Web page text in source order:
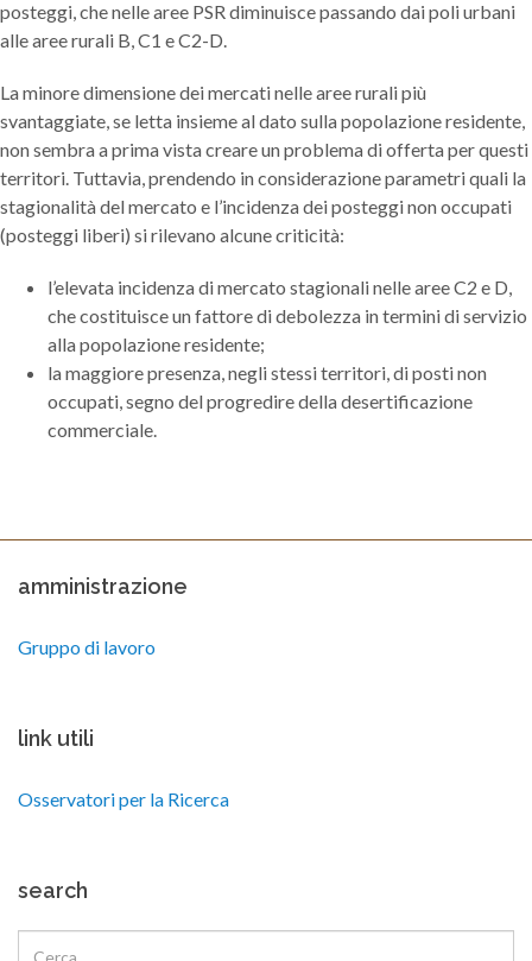
posteggi, che nelle aree PSR diminuisce passando dai poli urbani
alle aree rurali B, C1 e C2-D.
La minore dimensione dei mercati nelle aree rurali più
svantaggiate, se letta insieme al dato sulla popolazione residente,
non sembra a prima vista creare un problema di offerta per questi
territori. Tuttavia, prendendo in considerazione parametri quali la
stagionalità del mercato e l’incidenza dei posteggi non occupati
(posteggi liberi) si rilevano alcune criticità:
l’elevata incidenza di mercato stagionali nelle aree C2 e D,
che costituisce un fattore di debolezza in termini di servizio
alla popolazione residente;
la maggiore presenza, negli stessi territori, di posti non
occupati, segno del progredire della desertificazione
commerciale.
amministrazione
Gruppo di lavoro
link utili
Osservatori per la Ricerca
search